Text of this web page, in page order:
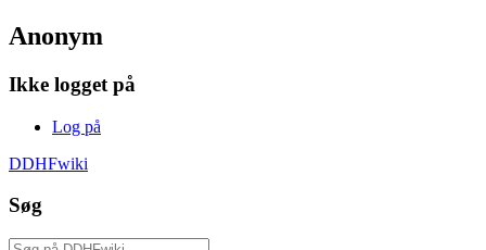
Anonym
Ikke logget på
Log på
DDHFwiki
Søg